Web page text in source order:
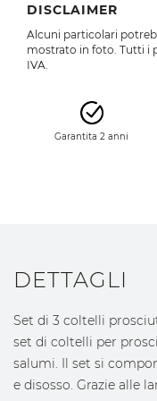
DISCLAIMER
Alcuni particolari
mostrato in foto. Tutti i
IVA.
Garantita 2 anni
DETTAGLI
Set di 3 coltelli
set di coltelli per
salumi. Il set si
e disosso. Grazie alle